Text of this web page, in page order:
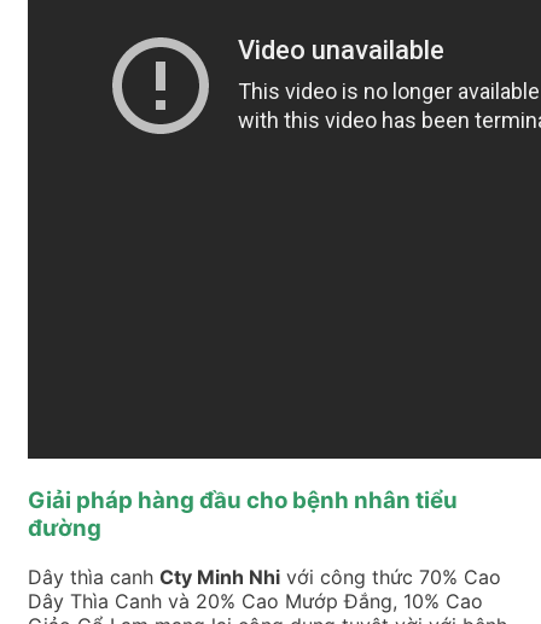
Giải pháp hàng đầu cho bệnh nhân tiểu
đường
Dây thìa canh Cty Minh Nhi với công thức 70% Cao
Dây Thìa Canh và 20% Cao Mướp Đắng, 10% Cao